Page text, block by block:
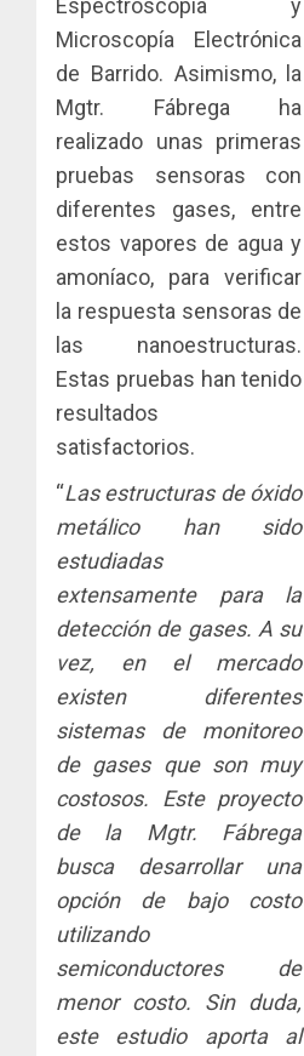
Espectroscopía y
Microscopía Electrónica
de Barrido. Asimismo, la
Mgtr. Fábrega ha
realizado unas primeras
pruebas sensoras con
diferentes gases, entre
estos vapores de agua y
amoníaco, para verificar
la respuesta sensoras de
las nanoestructuras.
Estas pruebas han tenido
resultados
satisfactorios.
“Las estructuras de óxido
metálico han sido
estudiadas
extensamente para la
detección de gases. A su
vez, en el mercado
existen diferentes
sistemas de monitoreo
de gases que son muy
costosos. Este proyecto
de la Mgtr. Fábrega
busca desarrollar una
opción de bajo costo
utilizando
semiconductores de
menor costo. Sin duda,
este estudio aporta al